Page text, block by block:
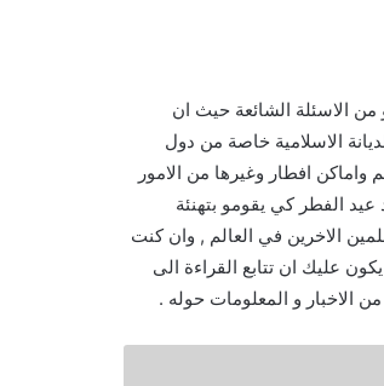
فرنسا هو من الاسئلة الشائعة حيث ان
الاسلامية خاصة من دول
افطار وغيرها من الامور
الفطر كي يقومو بتهنئة
الاخرين في العالم , وان كنت
عليك ان تتابع القراءة الى
الاخبار و المعلومات حوله .